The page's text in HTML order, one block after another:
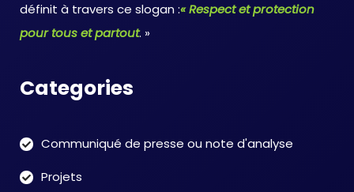
définit à travers ce slogan :« Respect et protection
pour tous et partout. »
Categories
Communiqué de presse ou note d'analyse
Projets